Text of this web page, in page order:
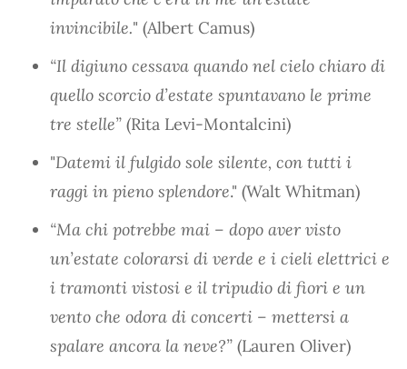
invincibile." (Albert Camus)
“Il digiuno cessava quando nel cielo chiaro di
quello scorcio d’estate spuntavano le prime
tre stelle” (Rita Levi-Montalcini)
"Datemi il fulgido sole silente, con tutti i
raggi in pieno splendore." (Walt Whitman)
“Ma chi potrebbe mai – dopo aver visto
un’estate colorarsi di verde e i cieli elettrici e
i tramonti vistosi e il tripudio di fiori e un
vento che odora di concerti – mettersi a
spalare ancora la neve?” (Lauren Oliver)